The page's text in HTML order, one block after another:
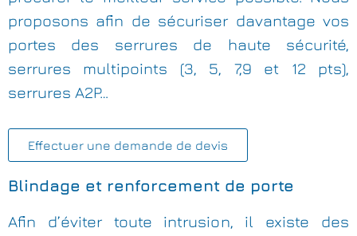
proposons afin de sécuriser davantage vos
portes des serrures de haute sécurité,
serrures multipoints (3, 5, 7,9 et 12 pts),
serrures A2P…
Effectuer une demande de devis
Blindage et renforcement de porte
Afin d’éviter toute intrusion, il existe des